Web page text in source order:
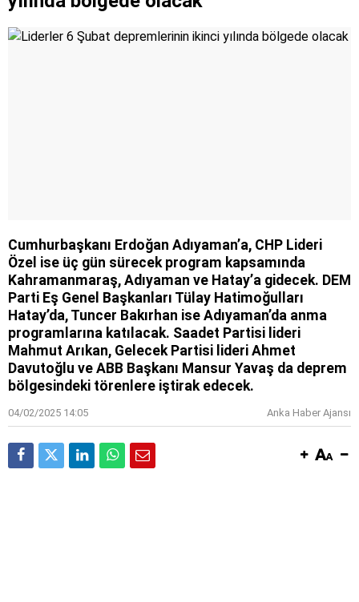
Cumhurbaşkanı Erdoğan Adıyaman’a, CHP Lideri
Özel ise üç gün sürecek program kapsamında
Kahramanmaraş, Adıyaman ve Hatay’a gidecek. DEM
Parti Eş Genel Başkanları Tülay Hatimoğulları
Hatay’da, Tuncer Bakırhan ise Adıyaman’da anma
programlarına katılacak. Saadet Partisi lideri
Mahmut Arıkan, Gelecek Partisi lideri Ahmet
Davutoğlu ve ABB Başkanı Mansur Yavaş da deprem
bölgesindeki törenlere iştirak edecek.
04/02/2025 14:05 Anka Haber Ajansı